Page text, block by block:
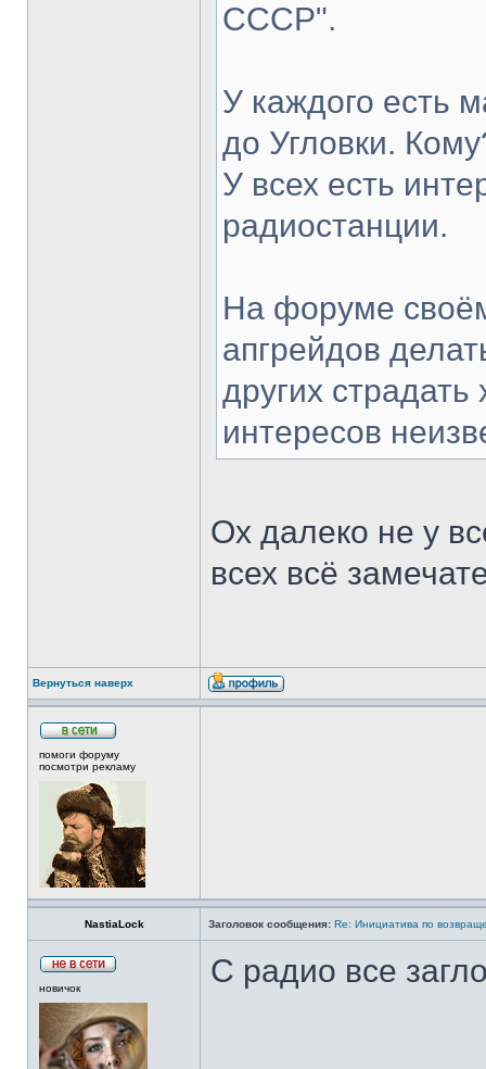
СССР".
У каждого есть
до Угловки.
У всех есть
радиостанции.
На форуме
апгрейдов
других
интересов
Ох далеко не у
всех всё
Вернуться наверх
помоги форуму
посмотри рекламу
NastiaLock Заголовок сообщения: Re: Инициатива по
новичок С радио все